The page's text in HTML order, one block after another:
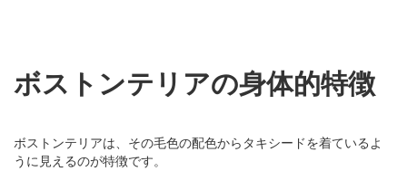
ボストンテリアの身体的特徴
ボストンテリアは、その毛色の配色からタキシードを着ているよ
うに見えるのが特徴です。